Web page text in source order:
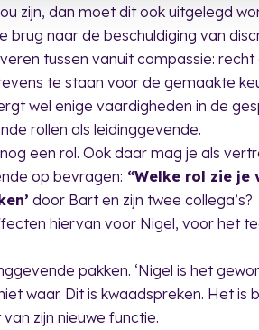
zijn, dan moet dit ook uitgelegd
brug naar de beschuldiging van
tussen vanuit compassie:
te staan voor de gemaakte
wel enige vaardigheden in de
rollen als leidinggevende.
een rol. Ook daar mag je als
op bevragen: “Welke rol zie je
door Bart en zijn twee collega’s?
hiervan voor Nigel, voor het
pakken. ‘Nigel is het
waar. Dit is kwaadspreken. Het is
zijn nieuwe functie.